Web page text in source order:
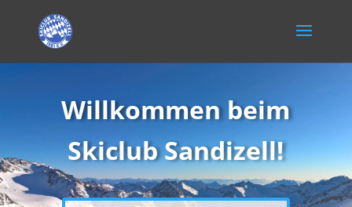
Willkommen beim
Skiclub Sandizell!